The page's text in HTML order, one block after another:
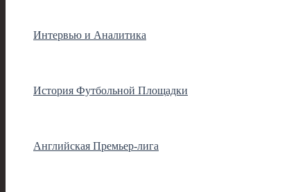
Интервью и Аналитика
История Футбольной Площадки
Английская Премьер-лига